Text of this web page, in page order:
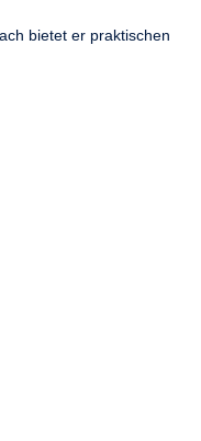
bietet er praktischen